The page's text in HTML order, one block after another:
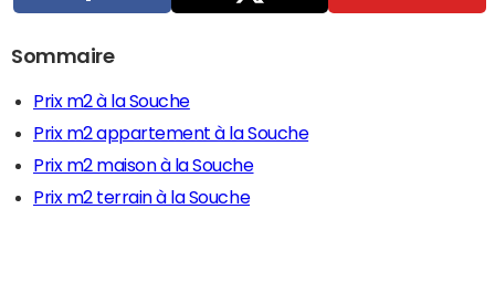
Sommaire
Prix m2 à la Souche
Prix m2 appartement à la Souche
Prix m2 maison à la Souche
Prix m2 terrain à la Souche